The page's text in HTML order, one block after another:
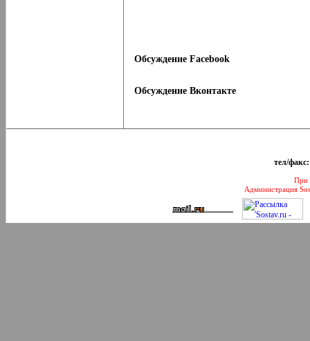
Обсуждение Facebook
Обсуждение Вконтакте
тел/факс:
При
Администрация